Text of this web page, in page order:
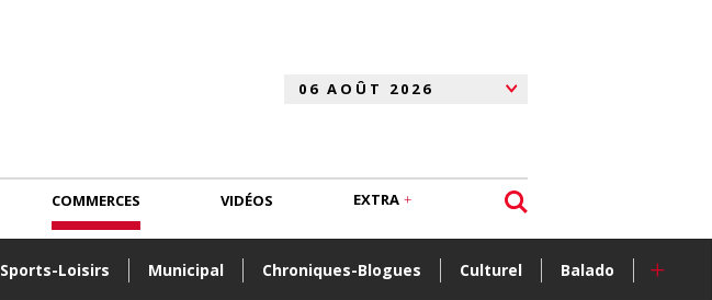
Sports-Loisirs Municipal Chroniques-Blogues Culturel Balado +
COMMERCES VIDÉOS EXTRA